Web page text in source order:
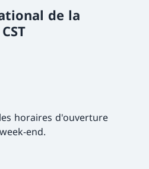
de la
horaires d'ouverture
end.